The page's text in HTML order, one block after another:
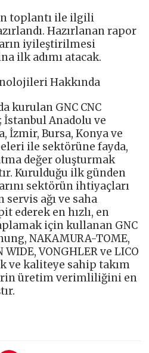
toplantı ile ilgili
Hazırlanan rapor
iyileştirilmesi
ilk adımı atacak.
Hakkında
kurulan GNC CNC
Anadolu ve
İzmir, Bursa, Konya ve
ile sektörüne fayda,
değer oluşturmak
Kurulduğu ilk günden
sektörün ihtiyaçları
servis ağı ve saha
ederek en hızlı, en
için kullanan GNC
NAKAMURA-TOME,
WIDE, VONGHLER ve LICO
ve kaliteye sahip takım
üretim verimliliğini en